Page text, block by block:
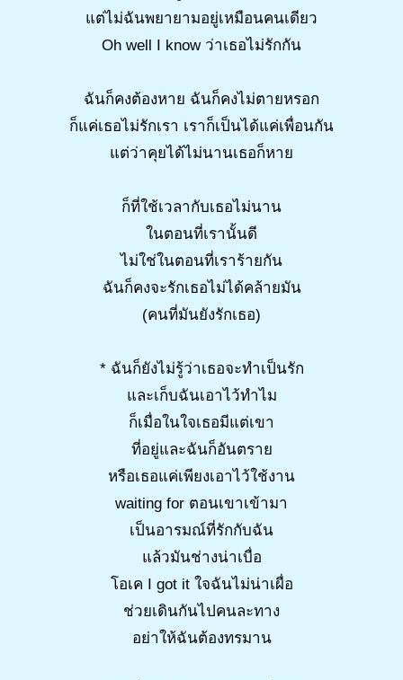
แต่ไม่ฉันพยายามอยู่เหมือนคนเดียว
Oh well I know ว่าเธอไม่รักกัน
ฉันก็คงต้องหาย ฉันก็คงไม่ตายหรอก
ก็แค่เธอไม่รักเรา เราก็เป็นได้แค่เพื่อนกัน
แต่ว่าคุยได้ไม่นานเธอก็หาย
ก็ที่ใช้เวลากับเธอไม่นาน
ในตอนที่เรานั้นดี
ไม่ใช่ในตอนที่เราร้ายกัน
ฉันก็คงจะรักเธอไม่ได้คล้ายมัน
(คนที่มันยังรักเธอ)
* ฉันก็ยังไม่รู้ว่าเธอจะทำเป็นรัก
และเก็บฉันเอาไว้ทำไม
ก็เมื่อในใจเธอมีแต่เขา
ที่อยู่และฉันก็อันตราย
หรือเธอแค่เพียงเอาไว้ใช้งาน
waiting for ตอนเขาเข้ามา
เป็นอารมณ์ที่รักกับฉัน
แล้วมันช่างน่าเบื่อ
โอเค I got it ใจฉันไม่น่าเผื่อ
ช่วยเดินกันไปคนละทาง
อย่าให้ฉันต้องทรมาน